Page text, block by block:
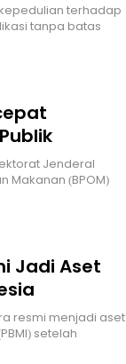
kepedulian terhadap
tanpa batas
Jenderal
Makanan (BPOM)
Jadi Aset
resmi menjadi aset
setelah